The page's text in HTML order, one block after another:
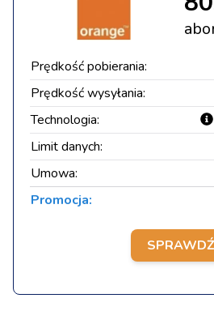
Prędkość pobierania:
Prędkość wysyłania:
Technologia:
Limit danych:
Umowa:
Promocja:
SPRAWDŹ